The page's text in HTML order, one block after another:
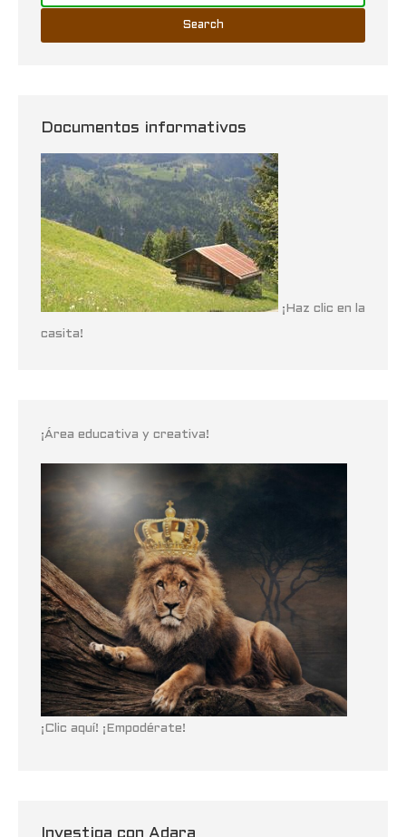
Documentos informativos
¡Haz clic en la
casita!
¡Área educativa y creativa!
¡Clic aquí! ¡Empodérate!
Investiga con Adara